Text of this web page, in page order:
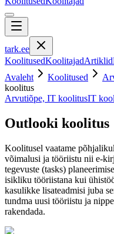
tark.ee
KoolitusedKoolitajadArtiklid
Avaleht
Koolitused
koolitus
Arvutiõpe, IT koolitusIT
Outlooki koolitus
Koolitusel vaatame
võimalusi ja tööriistu nii e-
tegevuste (tasks)
isikliku tööriistana kui
kasulikke lisateadmisi juba
tundma uusi tööriistu ja
rakendada.